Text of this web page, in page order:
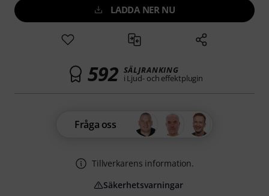
LADDA NER NU
592 SÄLJRANKING
i Ljud- och effektplugin
Fråga oss
Tillverkarens information.
Säkerhetsvarningar